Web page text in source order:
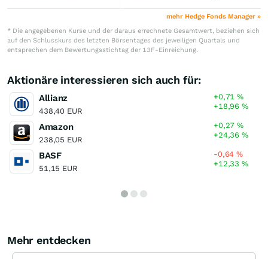
mehr Hedge Fonds Manager »
* Die angegebenen Kurse und der daraus errechnete Gesamtwert, beziehen sich
auf den Schlusskurs des letzten Börsentages des jeweiligen Quartals und
entsprechen dem Bewertungsstichtag der 13F-Einreichung.
Aktionäre interessieren sich auch für:
Allianz
438,40 EUR
+0,71%
+18,96%
Amazon
238,05 EUR
+0,27%
+24,36%
BASF
51,15 EUR
-0,64%
+12,33%
Mehr entdecken